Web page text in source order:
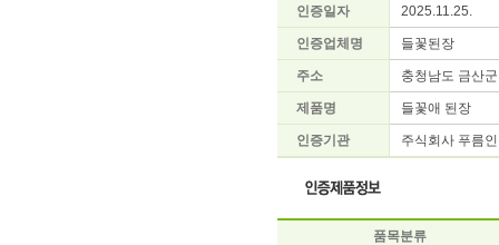
인증일자 2025.11.25.
인증업체명 들꽃된장
주소 충청남도 금산
제품명 들꽃애 된장
인증기관 주식회사 푸름
품목분류